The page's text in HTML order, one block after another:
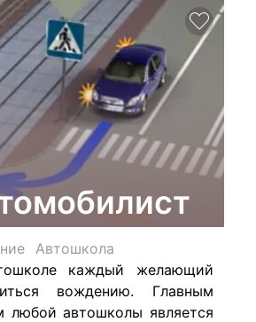
Автошкола
каждый желающий
вождению. Главным
любой автошколы является